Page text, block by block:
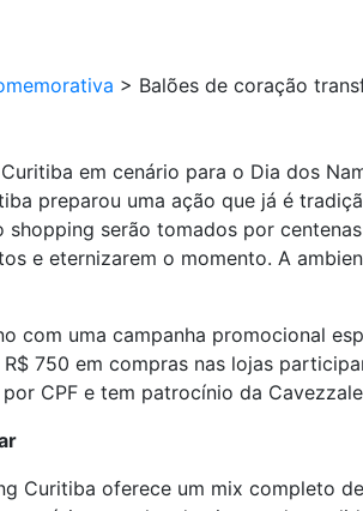
> Balões de coração
em cenário para o Dia dos
preparou uma ação que já é
serão tomados por
e eternizarem o momento. A
com uma campanha promocional
750 em compras nas lojas
CPF e tem patrocínio da
Curitiba oferece um mix completo